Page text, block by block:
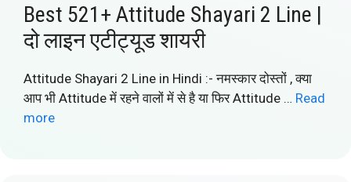
Best 521+ Attitude Shayari 2 Line |
दो लाइन एटीट्यूड शायरी
Attitude Shayari 2 Line in Hindi :- नमस्कार दोस्तों , क्या
आप भी Attitude में रहने वालों में से है या फिर Attitude … Read
more